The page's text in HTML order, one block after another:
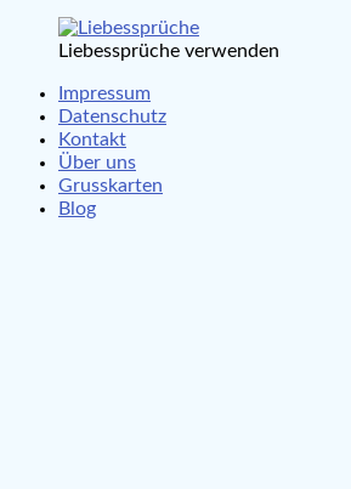
Liebessprüche verwenden
Impressum
Datenschutz
Kontakt
Über uns
Grusskarten
Blog